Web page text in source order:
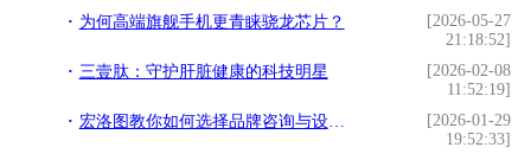
为何高端旗舰手机更青睐骁龙芯片？
[2026-05-27
21:18:52]
三壹肽：守护肝脏健康的科技明星
[2026-02-08
11:52:19]
宏洛图教你如何选择品牌咨询与设计伙伴？理性视角下的专业参考
[2026-01-29
19:52:33]